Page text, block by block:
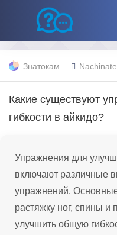
Знатокам
Какие существуют
гибкости в айкидо?
Упражнения для
включают различные
упражнений.
растяжку ног, спины и
улучшить общую